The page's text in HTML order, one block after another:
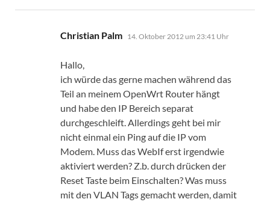
Christian Palm sagt:
14. Oktober 2012 um 23:41 Uhr
Hallo,
ich würde das gerne machen während das
Teil an meinem OpenWrt Router hängt
und habe den IP Bereich separat
durchgeschleift. Allerdings geht bei mir
nicht einmal ein Ping auf die IP vom
Modem. Muss das WebIf erst irgendwie
aktiviert werden? Z.b. durch drücken der
Reset Taste beim Einschalten? Was muss
mit den VLAN Tags gemacht werden, damit